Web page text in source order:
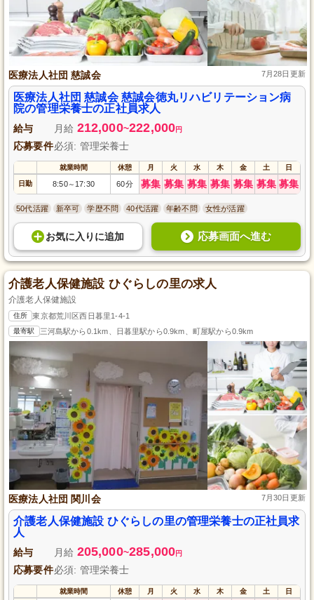
医療法人社団 慈誠会 7月28日更新
医療法人社団 慈誠会 慈誠会徳丸リハビリテーション病
院の管理栄養士の正社員求人
給与 月給 212,000~222,000円
応募要件必須: 管理栄養士
就業時間 休憩 月 火 水 木 金 土 日
日勤 8:50～ 17:30 60分 募集 募集 募集 募集 募集 募集 募集
50代活躍 新卒可 学歴不問 40代活躍 年齢不問 女性が活躍
お気に入り に追加 応募画面へ進む
介護老人保健施設 ひぐらしの里の求人
介護老人保健施設
住所 東京都荒川区西日暮里1-4-1
最寄駅 三河島駅から0.1km、日暮里駅から0.9km、町屋駅から0.9km
医療法人社団 関川会 7月30日更新
介護老人保健施設 ひぐらしの里の管理栄養士の正社員求
人
給与 月給 205,000~285,000円
応募要件必須: 管理栄養士
就業時間 休憩 月 火 水 木 金 土 日